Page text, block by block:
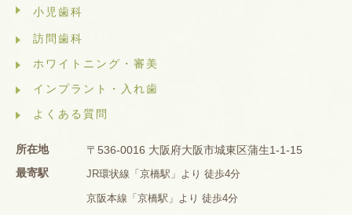
小児歯科
訪問歯科
ホワイトニング・審美
インプラント・入れ歯
よくある質問
所在地
〒536-0016 大阪府大阪市城東区蒲生1-1-15
最寄駅
JR環状線「京橋駅」より 徒歩4分
京阪本線「京橋駅」より 徒歩4分